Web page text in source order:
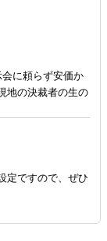
に頼らず安価か
地の決裁者の生の
定ですので、ぜひ